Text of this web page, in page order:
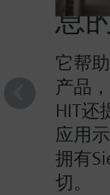
息
它帮
产品
HIT还
应用
拥有
切。